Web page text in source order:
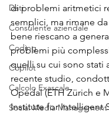
Dati
Consulente aziendale
Coding
Copilot
Calcolo Exascale
Social Media Management
di problemi aritmetici
semplici, ma rimane
bene riescano a
problemi più
quelli su cui sono stati
recente studio,
Opedal (ETH Zürich e
Institute for Intelligent